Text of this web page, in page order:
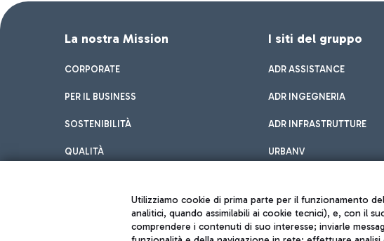
La nostra Mission
CORPORATE
PER IL BUSINESS
SOSTENIBILITÀ
QUALITÀ
I siti del gruppo
ADR ASSISTANCE
ADR INGEGNERIA
ADR INFRASTRUTTURE
URBANV
Utilizziamo cookie di prima parte per il funzionamento
analitici, quando assimilabili ai cookie tecnici), e, con il
comprendere i contenuti di suo interesse; inviarle